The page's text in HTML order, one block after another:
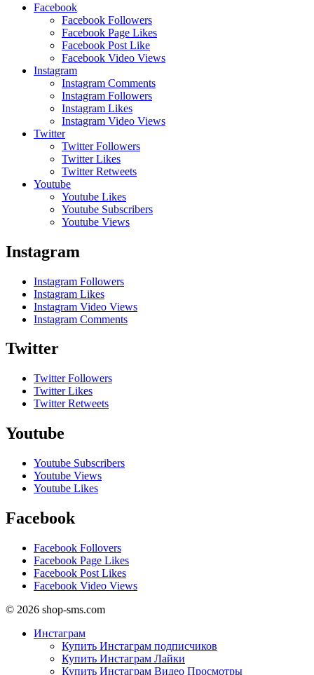
Facebook
Facebook Followers
Facebook Page Likes
Facebook Post Like
Facebook Video Views
Instagram
Instagram Comments
Instagram Followers
Instagram Likes
Instagram Video Views
Twitter
Twitter Followers
Twitter Likes
Twitter Retweets
Youtube
Youtube Likes
Youtube Subscribers
Youtube Views
Instagram
Instagram Followers
Instagram Likes
Instagram Video Views
Instagram Comments
Twitter
Twitter Followers
Twitter Likes
Twitter Retweets
Youtube
Youtube Subscribers
Youtube Views
Youtube Likes
Facebook
Facebook Follovers
Facebook Page Likes
Facebook Post Likes
Facebook Video Views
© 2026 shop-sms.com
Инстаграм
Купить Инстаграм подписчиков
Купить Инстаграм Лайки
Купить Инстаграм Видео Просмотры